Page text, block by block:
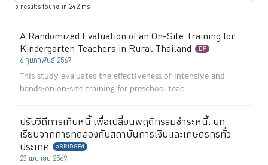
5 results found in 242 ms
A Randomized Evaluation of an On-Site Training for
Kindergarten Teachers in Rural Thailand
DP
6 กุมภาพันธ์ 2567
This study evaluates the effectiveness of intensive and
hands-on on-site training for preschool teac ...
ปรับวิถีการเก็บหนี้ เพื่อเปลี่ยนพฤติกรรมชำระหนี้: บท
เรียนจากการทดลองกับสถาบันการเงินและเกษตรกรทั่ว
ประเทศ
aBRIDGEd
23 เมษายน 2569